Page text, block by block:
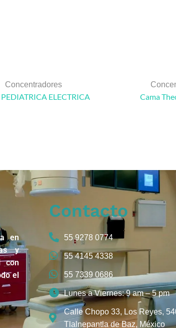
Concentradores
ELECTRICA Cama
en
y
con
el
Contacto
55 9278 0774
55 4145 4338
55 7339 0686
Lunes a Viernes: 9 am – 5 pm
Calle Chopo 33, Los Reyes,
Tlalnepantla de Baz, México